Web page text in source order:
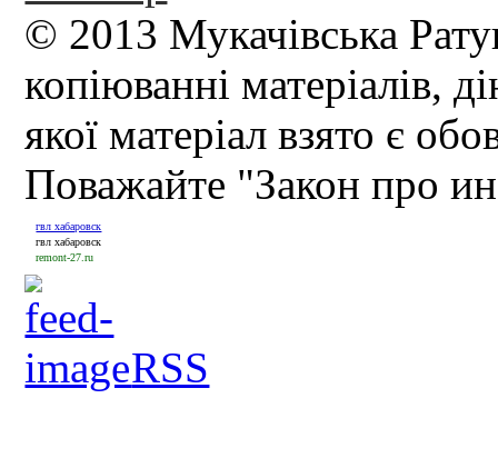
© 2013 Мукачівська
копіюванні матеріалів,
якої матеріал взято є
Поважайте "Закон про
гвл хабаровск
гвл хабаровск
remont-27.ru
RSS